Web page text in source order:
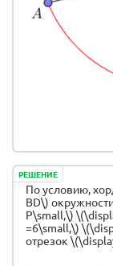
РЕШЕНИЕ
По условию,
BD\)
P\small,\)
=6\small,\)
отрезок